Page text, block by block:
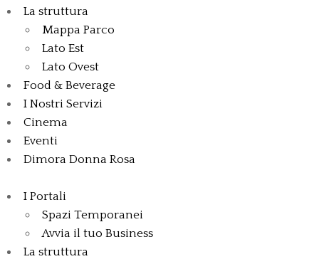
La struttura
Mappa Parco
Lato Est
Lato Ovest
Food & Beverage
I Nostri Servizi
Cinema
Eventi
Dimora Donna Rosa
I Portali
Spazi Temporanei
Avvia il tuo Business
La struttura